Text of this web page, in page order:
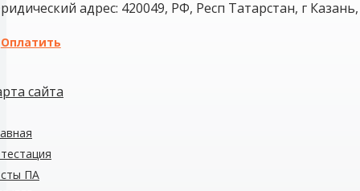
адрес: 420049, РФ, Респ Татарстан, г
Оплатить
сайта
ПА